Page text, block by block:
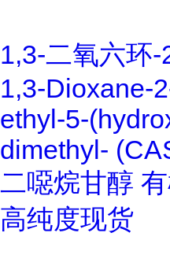
1,3-二氧六环
1,3-Dioxane-
ethyl-5-
dimethyl-
二噁烷甘醇
高纯度现货